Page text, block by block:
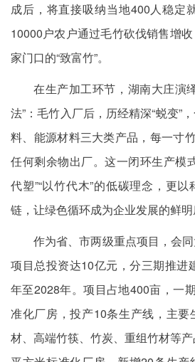
成后，将直接吸纳当地400人稳定
10000户农户通过毛竹砍伐销售增
家门口的“致富竹”。
在生产加工环节，湖南大庄演
法”：毛竹入厂后，历经精深“蜕变”
料、能源材料三大类产品，每一寸
任何剩余物出厂。这一闭环生产模
代塑”“以竹代木”的低碳理念，更
链，让绿色循环成为企业发展的鲜明
作为省、市两级重点项目，会
项目总投资达10亿元，分三期推进
年至2028年。项目占地400亩，一
准化厂房，投产10条生产线，主要
材、高端竹筷、竹炭、重组竹材等